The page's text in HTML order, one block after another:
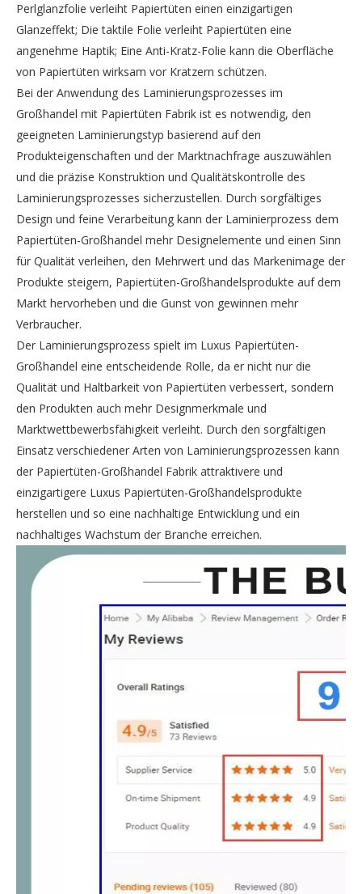
Perlglanzfolie verleiht Papiertüten einen einzigartigen
Glanzeffekt; Die taktile Folie verleiht Papiertüten eine
angenehme Haptik; Eine Anti-Kratz-Folie kann die Oberfläche
von Papiertüten wirksam vor Kratzern schützen.
Bei der Anwendung des Laminierungsprozesses im
Großhandel mit Papiertüten Fabrik ist es notwendig, den
geeigneten Laminierungstyp basierend auf den
Produkteigenschaften und der Marktnachfrage auszuwählen
und die präzise Konstruktion und Qualitätskontrolle des
Laminierungsprozesses sicherzustellen. Durch sorgfältiges
Design und feine Verarbeitung kann der Laminierprozess dem
Papiertüten-Großhandel mehr Designelemente und einen Sinn
für Qualität verleihen, den Mehrwert und das Markenimage der
Produkte steigern, Papiertüten-Großhandelsprodukte auf dem
Markt hervorheben und die Gunst von gewinnen mehr
Verbraucher.
Der Laminierungsprozess spielt im Luxus Papiertüten-
Großhandel eine entscheidende Rolle, da er nicht nur die
Qualität und Haltbarkeit von Papiertüten verbessert, sondern
den Produkten auch mehr Designmerkmale und
Marktwettbewerbsfähigkeit verleiht. Durch den sorgfältigen
Einsatz verschiedener Arten von Laminierungsprozessen kann
der Papiertüten-Großhandel Fabrik attraktivere und
einzigartigere Luxus Papiertüten-Großhandelsprodukte
herstellen und so eine nachhaltige Entwicklung und ein
nachhaltiges Wachstum der Branche erreichen.